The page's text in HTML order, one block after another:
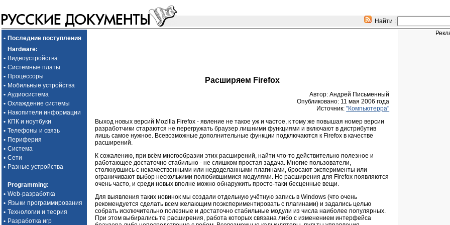
Найти :
• Последние поступления
Hardware:
• Видеоустройства
• Системные платы
• Процессоры
• Мобильные устройства
• Аудиосистема
• Охлаждение системы
• Накопители информации
• КПК и ноутбуки
• Телефоны и связь
• Периферия
• Система
• Сети
• Разные устройства
Programming:
• Web-разработка
• Языки программирования
• Технологии и теория
• Разработка игр
Расширяем Firefox
Автор: Андрей Письменный
Опубликовано: 11 мая 2006 года
Источник:"Компьютерра"
Выход новых версий Mozilla Firefox - явление не такое уж и частое, к тому же повышая номер версии
разработчики стараются не перегружать браузер лишними функциями и включают в дистрибутив
лишь самое нужное. Всевозможные дополнительные функции подключаются к Firefox в качестве
расширений.
К сожалению, при всём многообразии этих расширений, найти что-то действительно полезное и
работающее достаточно стабильно - не слишком простая задача. Многие пользователи,
столкнувшись с некачественными или недоделанными плагинами, бросают эксперименты или
ограничивают выбор несколькими полюбившимися модулями. Но расширения для Firefox появляются
очень часто, и среди новых вполне можно обнаружить просто-таки бесценные вещи.
Для выявления таких новинок мы создали отдельную учётную запись в Windows (что очень
рекомендуется сделать всем желающим поэкспериментировать с плагинами) и задались целью
собрать исключительно полезные и достаточно стабильные модули из числа наиболее популярных.
При этом выбирались те расширения, работа которых связана либо с изменением интерфейса